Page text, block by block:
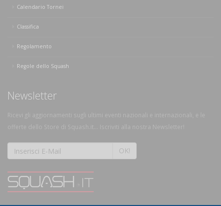
Calendario Tornei
Classifica
Regolamento
Regole dello Squash
Newsletter
Ricevi gli aggiornamenti sugli ultimi eventi nazionali e internazionali, e le
offerte dello Store di Squash.it... Iscriviti alla nostra Newsletter!
OK!